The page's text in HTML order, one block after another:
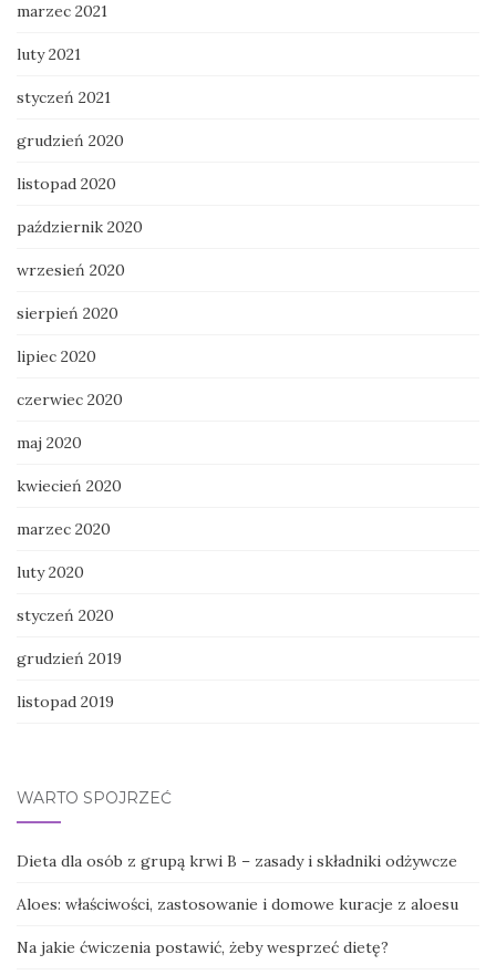
marzec 2021
luty 2021
styczeń 2021
grudzień 2020
listopad 2020
październik 2020
wrzesień 2020
sierpień 2020
lipiec 2020
czerwiec 2020
maj 2020
kwiecień 2020
marzec 2020
luty 2020
styczeń 2020
grudzień 2019
listopad 2019
WARTO SPOJRZEĆ
Dieta dla osób z grupą krwi B – zasady i składniki odżywcze
Aloes: właściwości, zastosowanie i domowe kuracje z aloesu
Na jakie ćwiczenia postawić, żeby wesprzeć dietę?